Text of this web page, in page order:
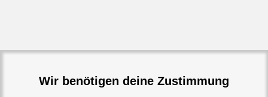
Wir benötigen deine Zustimmung